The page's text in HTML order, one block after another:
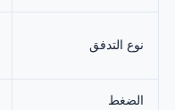
نوع التدفق
الضغط